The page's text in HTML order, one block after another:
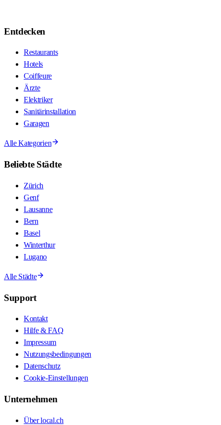
Entdecken
Restaurants
Hotels
Coiffeure
Ärzte
Elektriker
Sanitärinstallation
Garagen
Alle Kategorien
Beliebte Städte
Zürich
Genf
Lausanne
Bern
Basel
Winterthur
Lugano
Alle Städte
Support
Kontakt
Hilfe & FAQ
Impressum
Nutzungsbedingungen
Datenschutz
Cookie-Einstellungen
Unternehmen
Über local.ch